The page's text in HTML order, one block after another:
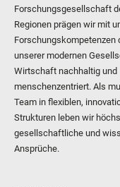
Forschungsgesellschaft
Regionen prägen wir mit
Forschungskompetenzen
unserer modernen
Wirtschaft nachhaltig und
menschenzentriert. Als
Team in flexiblen,
Strukturen leben wir
gesellschaftliche und
Ansprüche.